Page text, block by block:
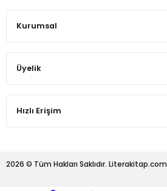
Mirası
Kurumsal
Üyelik
Hızlı Erişim
2026 © Tüm Hakları Saklıdır. Literakitap.com